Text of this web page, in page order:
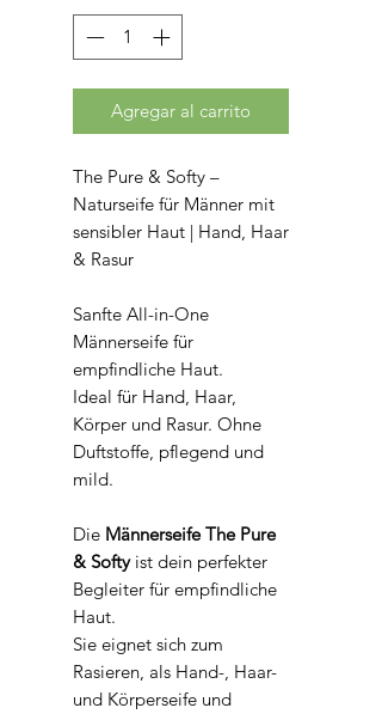
Agregar al carrito
The Pure & Softy –
Naturseife für Männer mit
sensibler Haut | Hand, Haar
& Rasur
Sanfte All-in-One
Männerseife für
empfindliche Haut.
Ideal für Hand, Haar,
Körper und Rasur. Ohne
Duftstoffe, pflegend und
mild.
Die Männerseife The Pure
& Softyist dein perfekter
Begleiter für empfindliche
Haut.
Sie eignet sich zum
Rasieren, als Hand-, Haar-
und Körperseife und